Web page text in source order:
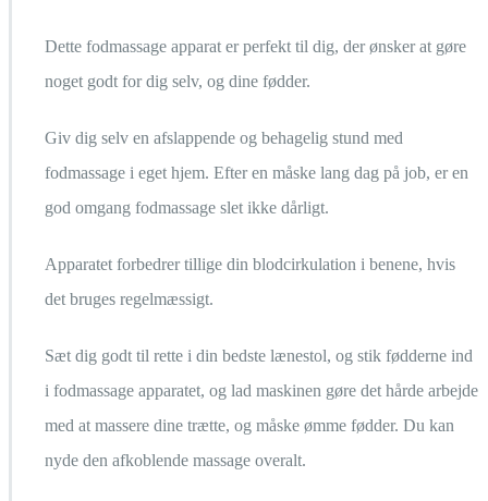
Dette fodmassage apparat er perfekt til dig, der ønsker at gøre
noget godt for dig selv, og dine fødder.
Giv dig selv en afslappende og behagelig stund med
fodmassage i eget hjem. Efter en måske lang dag på job, er en
god omgang fodmassage slet ikke dårligt.
Apparatet forbedrer tillige din blodcirkulation i benene, hvis
det bruges regelmæssigt.
Sæt dig godt til rette i din bedste lænestol, og stik fødderne ind
i fodmassage apparatet, og lad maskinen gøre det hårde arbejde
med at massere dine trætte, og måske ømme fødder. Du kan
nyde den afkoblende massage overalt.